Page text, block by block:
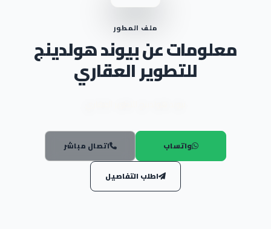
ملف المطور
معلومات عن بيوند هولدينج
للتطوير العقاري
واتساب اتصال مباشر
اطلب التفاصيل